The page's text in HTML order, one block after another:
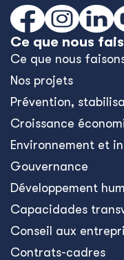
Ce que nous
Ce que nous
Nos projets
Prévention,
Croissance
Environnement et
Gouvernance
Développement
Capacidades
Conseil aux
Contrats-cadres